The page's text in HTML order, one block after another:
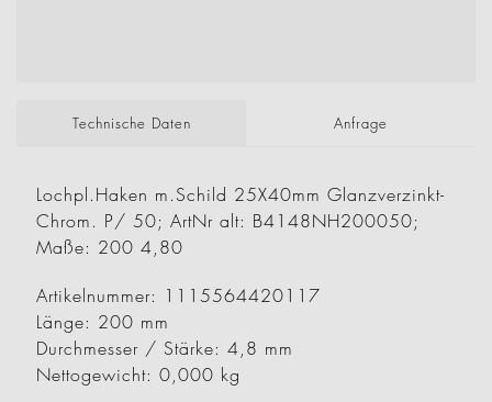
Technische Daten Anfrage
Lochpl.Haken m.Schild 25X40mm Glanzverzinkt-
Chrom. P/ 50; ArtNr alt: B4148NH200050;
Maße: 200 4,80
Artikelnummer: 1115564420117
Länge: 200 mm
Durchmesser / Stärke: 4,8 mm
Nettogewicht: 0,000 kg